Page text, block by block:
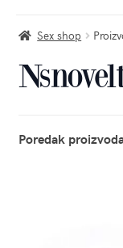
Sex shop
Poredak